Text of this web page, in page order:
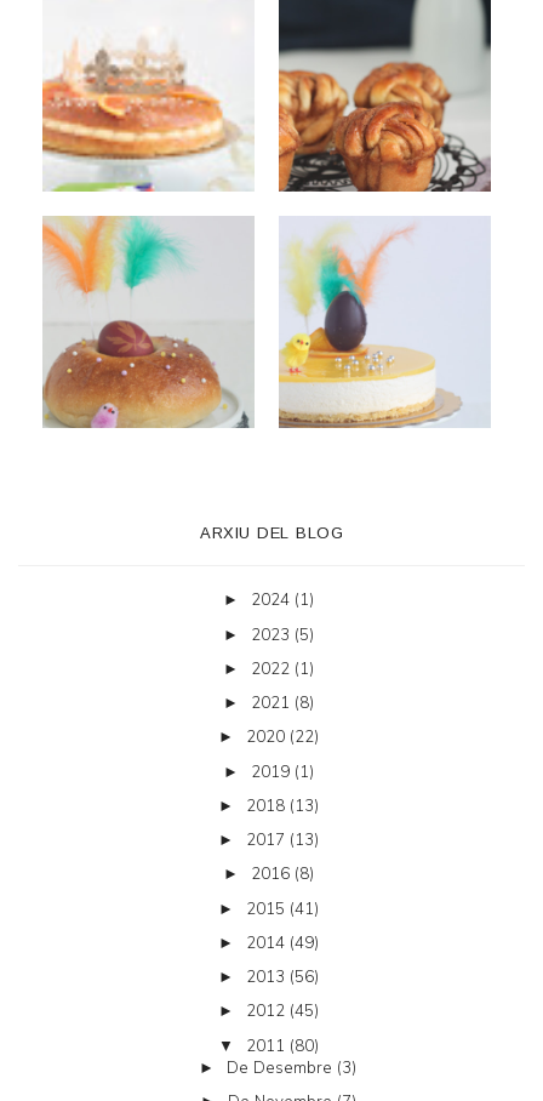
ARXIU DEL BLOG
► 2024 (1)
► 2023 (5)
► 2022 (1)
► 2021 (8)
► 2020 (22)
► 2019 (1)
► 2018 (13)
► 2017 (13)
► 2016 (8)
► 2015 (41)
► 2014 (49)
► 2013 (56)
► 2012 (45)
▼ 2011 (80)
► De Desembre (3)